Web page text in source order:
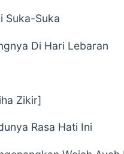
Suka-Suka
Di Hari Lebaran
Zikir]
Rasa Hati Ini